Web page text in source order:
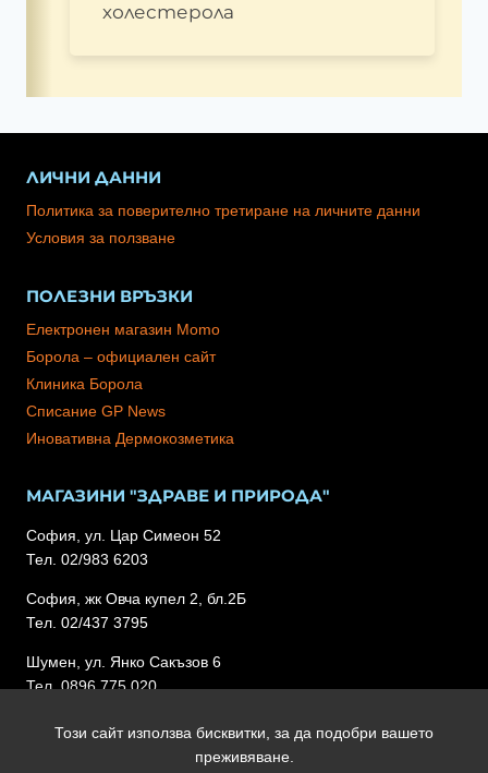
холестерола
ЛИЧНИ ДАННИ
Политика за поверително третиране на личните данни
Условия за ползване
ПОЛЕЗНИ ВРЪЗКИ
Електронен магазин Momo
Борола – официален сайт
Клиника Борола
Списание GP News
Иновативна Дермокозметика
МАГАЗИНИ "ЗДРАВЕ И ПРИРОДА"
София, ул. Цар Симеон 52
Тел. 02/983 6203
София, жк Овча купел 2, бл.2Б
Тел. 02/437 3795
Шумен, ул. Янко Сакъзов 6
Тел. 0896 775 020
Този сайт използва бисквитки, за да подобри вашето
преживяване.